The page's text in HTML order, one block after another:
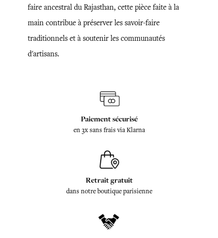
faire ancestral du Rajasthan, cette pièce faite à la
main contribue à préserver les savoir-faire
traditionnels et à soutenir les communautés
d'artisans.
Paiement sécurisé
en 3x sans frais via Klarna
Retrait gratuit
dans notre boutique parisienne